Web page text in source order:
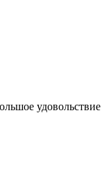
удовольствие